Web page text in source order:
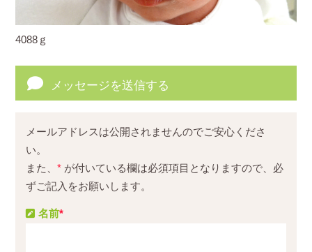
4088ｇ
メッセージを送信する
メールアドレスは公開されませんのでご安心くださ
い。
また、* が付いている欄は必須項目となりますので、必
ずご記入をお願いします。
名前*